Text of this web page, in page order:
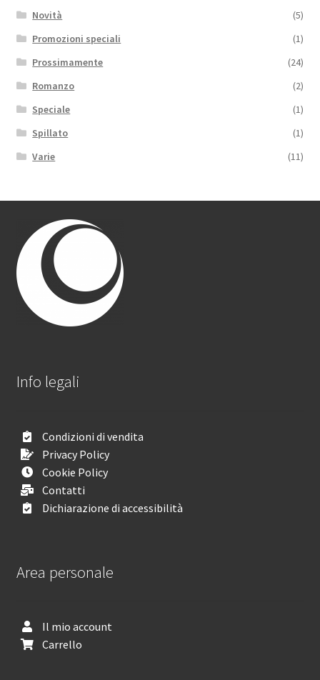
Novità
(5)
Promozioni speciali
(1)
Prossimamente
(24)
Romanzo
(2)
Speciale
(1)
Spillato
(1)
Varie
(11)
Info legali
Condizioni di vendita
Privacy Policy
Cookie Policy
Contatti
Dichiarazione di accessibilità
Area personale
Il mio account
Carrello